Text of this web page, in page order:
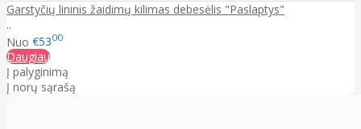
Garstyčių lininis žaidimų kilimas debesėlis "Paslaptys"
..
Nuo €5300
Daugiau
Į palyginimą
Į norų sąrašą